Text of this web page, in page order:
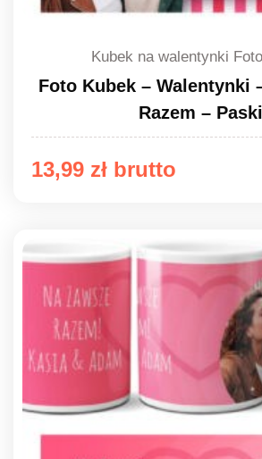
Kubek na walentynki
Foto Kubek – Walentynki
Razem – Paski
13,99 zł